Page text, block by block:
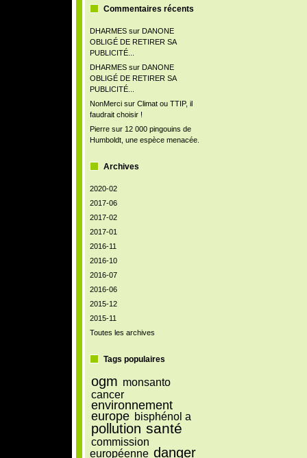
Commentaires récents
DHARMESsur DANONE
OBLIGÉ DE RETIRER SA
PUBLICITÉ...
DHARMESsur DANONE
OBLIGÉ DE RETIRER SA
PUBLICITÉ...
NonMercisur Climat ou TTIP, il
faudrait choisir !
Pierresur 12 000 pingouins de
Humboldt, une espèce menacée.
Archives
2020-02
2017-06
2017-02
2017-01
2016-11
2016-10
2016-07
2016-06
2015-12
2015-11
Toutes les archives
Tags populaires
ogm monsanto
cancer
environnement
europe bisphénol a
pollution santé
commission
européenne danger